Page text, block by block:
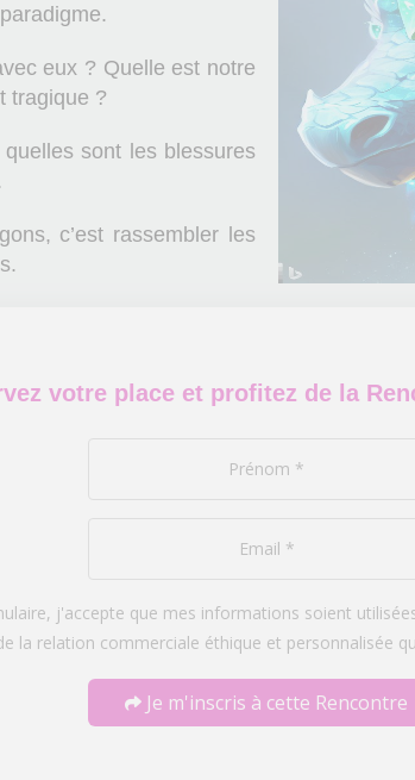
eux ? Quelle est notre
tragique ?
sont les blessures
c’est rassembler les
votre place et profitez de la
j'accepte que mes informations soient
la relation commerciale éthique et personnalisée
Je m'inscris à cette Rencontre